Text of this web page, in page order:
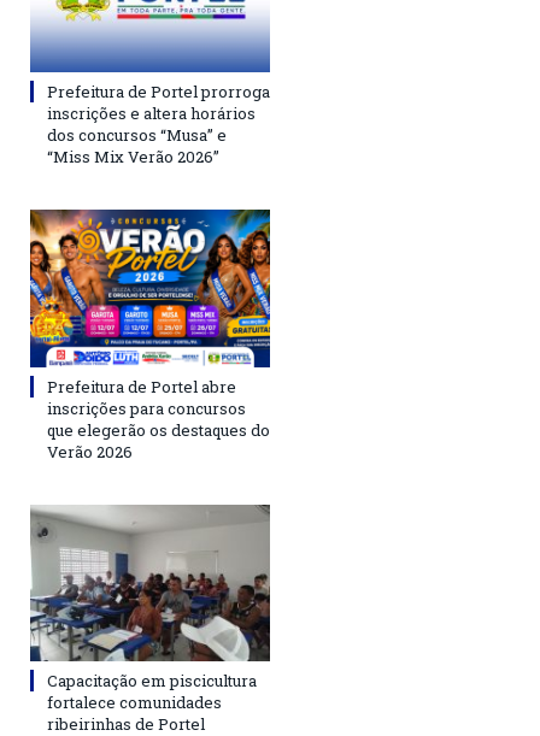
Prefeitura de Portel prorroga
inscrições e altera horários
dos concursos “Musa” e
“Miss Mix Verão 2026”
Prefeitura de Portel abre
inscrições para concursos
que elegerão os destaques do
Verão 2026
Capacitação em piscicultura
fortalece comunidades
ribeirinhas de Portel